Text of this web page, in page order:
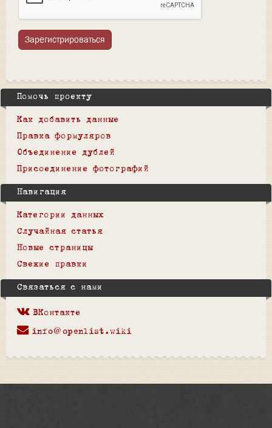
Зарегистрироваться
Помочь проекту
Как добавить данные
Правка формуляров
Объединение дублей
Присоединение фотографий
Навигация
Категории данных
Случайная статья
Новые страницы
Свежие правки
Связаться с нами
ВКонтакте
info@openlist.wiki